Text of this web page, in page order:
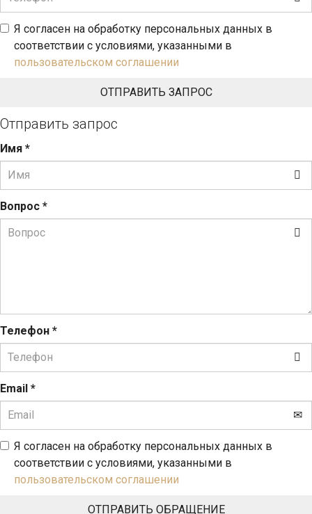
Я согласен на обработку персональных данных в
соответствии с условиями, указанными в
пользовательском соглашении
Отправить запрос
Имя *
Вопрос *
Телефон *
Email *
Я согласен на обработку персональных данных в
соответствии с условиями, указанными в
пользовательском соглашении